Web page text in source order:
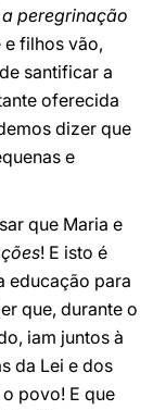
a peregrinação
e filhos vão,
santificar a
oferecida
dizer que
e
que Maria e
! E isto é
educação para
que, durante o
iam juntos à
da Lei e dos
povo! E que